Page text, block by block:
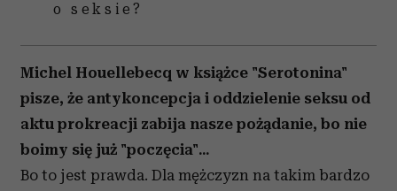
o seksie?
Michel Houellebecq w książce "Serotonina"
pisze, że antykoncepcja i oddzielenie seksu od
aktu prokreacji zabija nasze pożądanie, bo nie
boimy się już "poczęcia"...
Bo to jest prawda. Dla mężczyzn na takim bardzo